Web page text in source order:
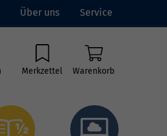
Über uns Service
Merkzettel Warenkorb